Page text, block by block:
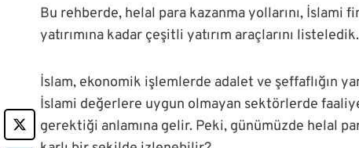
Bu rehberde, helal para kazanma yollarını, İslami
yatırımına kadar çeşitli yatırım araçlarını listeledik.
İslam, ekonomik işlemlerde adalet ve şeffaflığın
İslami değerlere uygun olmayan sektörlerde
gerektiği anlamına gelir. Peki, günümüzde helal